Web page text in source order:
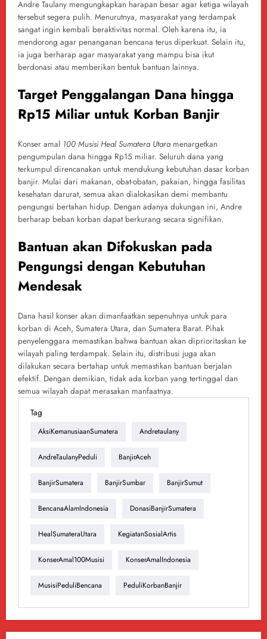
Andre Taulany mengungkapkan harapan besar agar ketiga wilayah
tersebut segera pulih. Menurutnya, masyarakat yang terdampak
sangat ingin kembali beraktivitas normal. Oleh karena itu, ia
mendorong agar penanganan bencana terus diperkuat. Selain itu,
ia juga berharap agar masyarakat yang mampu bisa ikut
berdonasi atau memberikan bentuk bantuan lainnya.
Target Penggalangan Dana hingga
Rp15 Miliar untuk Korban Banjir
Konser amal 100 Musisi Heal Sumatera Utaramenargetkan
pengumpulan dana hingga Rp15 miliar. Seluruh dana yang
terkumpul direncanakan untuk mendukung kebutuhan dasar korban
banjir. Mulai dari makanan, obat-obatan, pakaian, hingga fasilitas
kesehatan darurat, semua akan dialokasikan demi membantu
pengungsi bertahan hidup. Dengan adanya dukungan ini, Andre
berharap beban korban dapat berkurang secara signifikan.
Bantuan akan Difokuskan pada
Pengungsi dengan Kebutuhan
Mendesak
Dana hasil konser akan dimanfaatkan sepenuhnya untuk para
korban di Aceh, Sumatera Utara, dan Sumatera Barat. Pihak
penyelenggara memastikan bahwa bantuan akan diprioritaskan ke
wilayah paling terdampak. Selain itu, distribusi juga akan
dilakukan secara bertahap untuk memastikan bantuan berjalan
efektif. Dengan demikian, tidak ada korban yang tertinggal dan
semua wilayah dapat merasakan manfaatnya.
Tag
AksiKemanusiaanSumatera Andretaulany
AndreTaulanyPeduli BanjirAceh
BanjirSumatera BanjirSumbar BanjirSumut
BencanaAlamIndonesia DonasiBanjirSumatera
HealSumateraUtara KegiatanSosialArtis
KonserAmal100Musisi KonserAmalIndonesia
MusisiPeduliBencana PeduliKorbanBanjir